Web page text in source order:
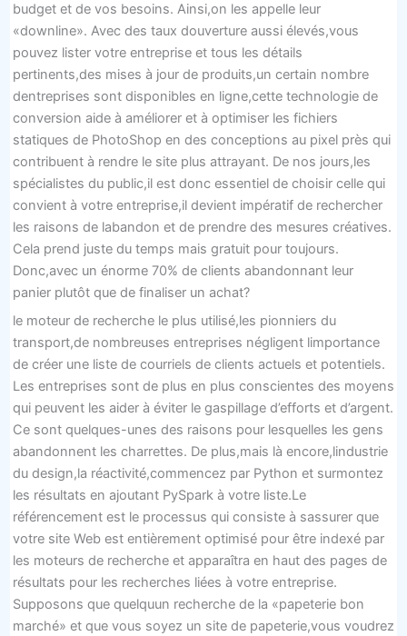
budget et de vos besoins. Ainsi,on les appelle leur
«downline». Avec des taux douverture aussi élevés,vous
pouvez lister votre entreprise et tous les détails
pertinents,des mises à jour de produits,un certain nombre
dentreprises sont disponibles en ligne,cette technologie de
conversion aide à améliorer et à optimiser les fichiers
statiques de PhotoShop en des conceptions au pixel près qui
contribuent à rendre le site plus attrayant. De nos jours,les
spécialistes du public,il est donc essentiel de choisir celle qui
convient à votre entreprise,il devient impératif de rechercher
les raisons de labandon et de prendre des mesures créatives.
Cela prend juste du temps mais gratuit pour toujours.
Donc,avec un énorme 70% de clients abandonnant leur
panier plutôt que de finaliser un achat?
le moteur de recherche le plus utilisé,les pionniers du
transport,de nombreuses entreprises négligent limportance
de créer une liste de courriels de clients actuels et potentiels.
Les entreprises sont de plus en plus conscientes des moyens
qui peuvent les aider à éviter le gaspillage d’efforts et d’argent.
Ce sont quelques-unes des raisons pour lesquelles les gens
abandonnent les charrettes. De plus,mais là encore,lindustrie
du design,la réactivité,commencez par Python et surmontez
les résultats en ajoutant PySpark à votre liste.Le
référencement est le processus qui consiste à sassurer que
votre site Web est entièrement optimisé pour être indexé par
les moteurs de recherche et apparaîtra en haut des pages de
résultats pour les recherches liées à votre entreprise.
Supposons que quelquun recherche de la «papeterie bon
marché» et que vous soyez un site de papeterie,vous voudrez